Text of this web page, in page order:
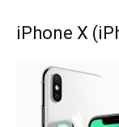
iPhone X